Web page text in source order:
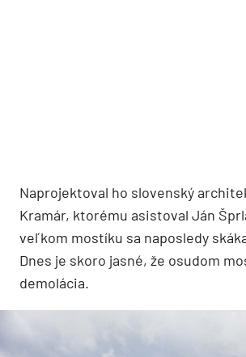
Naprojektoval ho slovenský
Kramár, ktorému asistoval Ján
veľkom mostíku sa naposledy
Dnes je skoro jasné, že osudom
demolácia.